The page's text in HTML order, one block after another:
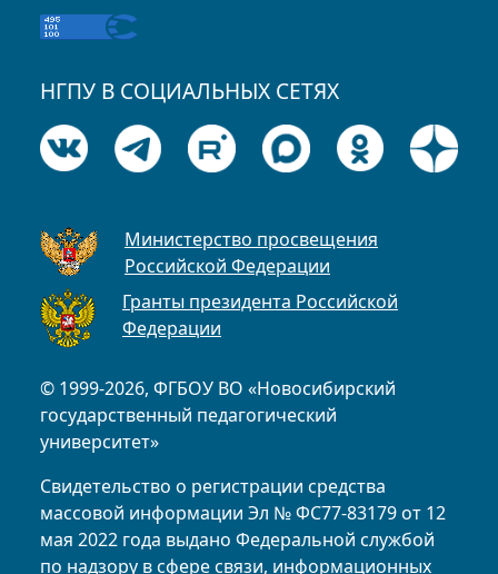
© 1999-2026, ФГБОУ ВО «Новосибирский
государственный педагогический
университет»
Свидетельство о регистрации средства
массовой информации Эл № ФС77-83179 от 12
мая 2022 года выдано Федеральной службой
по надзору в сфере связи, информационных
НГПУ В СОЦИАЛЬНЫХ СЕТЯХ
Министерство просвещения
Российской Федерации
Гранты президента Российской
Федерации